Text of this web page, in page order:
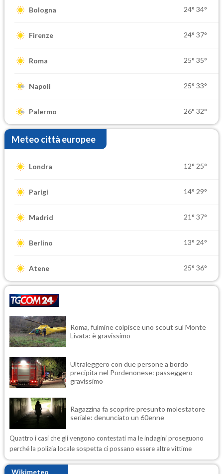
Bologna 24° 34°
Firenze 24° 37°
Roma 25° 35°
Napoli 25° 33°
Palermo 26° 32°
Meteo città europee
Londra 12° 25°
Parigi 14° 29°
Madrid 21° 37°
Berlino 13° 24°
Atene 25° 36°
Roma, fulmine colpisce uno scout sul Monte
Livata: è gravissimo
Ultraleggero con due persone a bordo
precipita nel Pordenonese: passeggero
gravissimo
Ragazzina fa scoprire presunto molestatore
seriale: denunciato un 60enne
Quattro i casi che gli vengono contestati ma le indagini proseguono
perché la polizia locale sospetta ci possano essere altre vittime
Wikimeteo